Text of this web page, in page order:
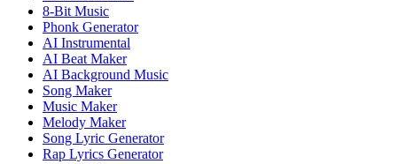
8-Bit Music
Phonk Generator
AI Instrumental
AI Beat Maker
AI Background Music
Song Maker
Music Maker
Melody Maker
Song Lyric Generator
Rap Lyrics Generator